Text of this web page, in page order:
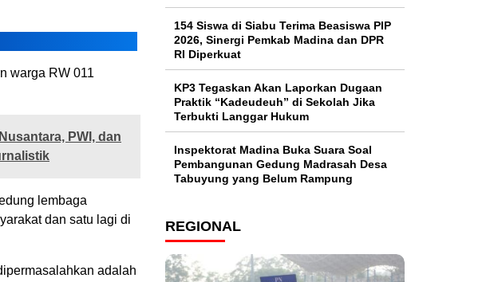
warga RW 011
PWI, dan
lembaga
dan satu lagi di
adalah
154 Siswa di Siabu Terima Beasiswa PIP
2026, Sinergi Pemkab Madina dan DPR
RI Diperkuat
KP3 Tegaskan Akan Laporkan Dugaan
Praktik “Kadeudeuh” di Sekolah Jika
Terbukti Langgar Hukum
Inspektorat Madina Buka Suara Soal
Pembangunan Gedung Madrasah Desa
Tabuyung yang Belum Rampung
REGIONAL